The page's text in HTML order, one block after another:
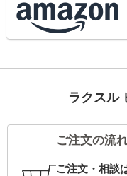
ラクスル
ご注文の流
ご注文・相談